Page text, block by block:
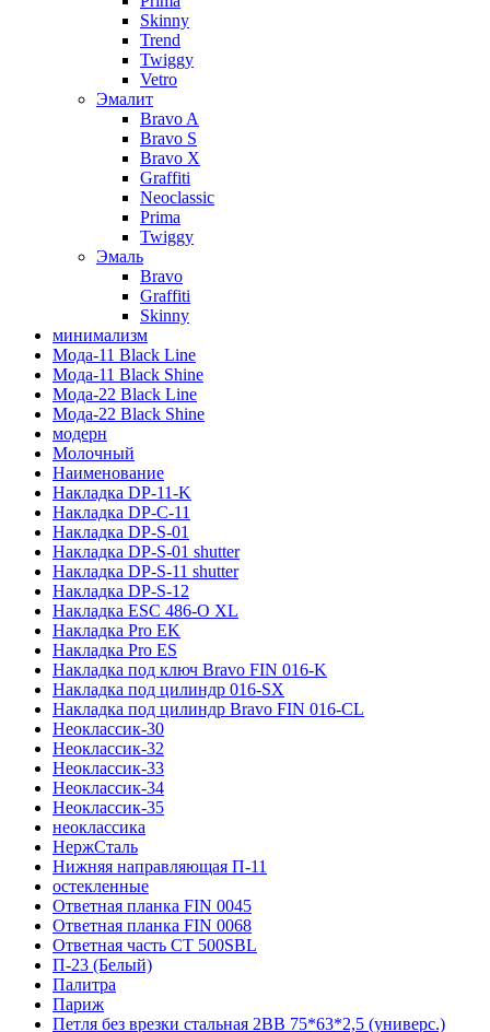
Skinny
Trend
Twiggy
Vetro
Эмалит
Bravo A
Bravo S
Bravo X
Graffiti
Neoclassic
Prima
Twiggy
Эмаль
Bravo
Graffiti
Skinny
минимализм
Мода-11 Black Line
Мода-11 Black Shine
Мода-22 Black Line
Мода-22 Black Shine
модерн
Молочный
Наименование
Накладка DP-11-K
Накладка DP-C-11
Накладка DP-S-01
Накладка DP-S-01 shutter
Накладка DP-S-11 shutter
Накладка DP-S-12
Накладка ESC 486-O XL
Накладка Pro EK
Накладка Pro ES
Накладка под ключ Bravo FIN 016-K
Накладка под цилиндр 016-SX
Накладка под цилиндр Bravo FIN 016-СL
Неоклассик-30
Неоклассик-32
Неоклассик-33
Неоклассик-34
Неоклассик-35
неоклассика
НержСталь
Нижняя направляющая П-11
остекленные
Ответная планка FIN 0045
Ответная планка FIN 0068
Ответная часть СТ 500SBL
П-23 (Белый)
Палитра
Париж
Петля без врезки стальная 2ВВ 75*63*2,5 (универс.)